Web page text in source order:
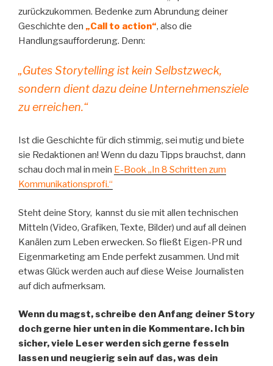
zurückzukommen. Bedenke zum Abrundung deiner
Geschichte den „Call to action“, also die
Handlungsaufforderung. Denn:
„Gutes Storytelling ist kein Selbstzweck,
sondern dient dazu deine Unternehmensziele
zu erreichen.“
Ist die Geschichte für dich stimmig, sei mutig und biete
sie Redaktionen an! Wenn du dazu Tipps brauchst, dann
schau doch mal in mein E-Book „In 8 Schritten zum
Kommunikationsprofi.“
Steht deine Story, kannst du sie mit allen technischen
Mitteln (Video, Grafiken, Texte, Bilder) und auf all deinen
Kanälen zum Leben erwecken. So fließt Eigen-PR und
Eigenmarketing am Ende perfekt zusammen. Und mit
etwas Glück werden auch auf diese Weise Journalisten
auf dich aufmerksam.
Wenn du magst, schreibe den Anfang deiner Story
doch gerne hier unten in die Kommentare. Ich bin
sicher, viele Leser werden sich gerne fesseln
lassen und neugierig sein auf das, was dein